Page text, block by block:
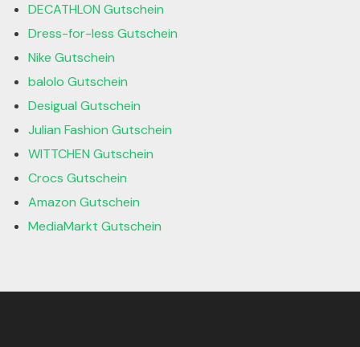
DECATHLON Gutschein
Dress-for-less Gutschein
Nike Gutschein
balolo Gutschein
Desigual Gutschein
Julian Fashion Gutschein
WITTCHEN Gutschein
Crocs Gutschein
Amazon Gutschein
MediaMarkt Gutschein